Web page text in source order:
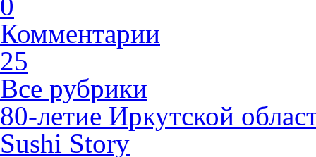
Комментарии
25
Все рубрики
80-летие Иркутской
Sushi Story